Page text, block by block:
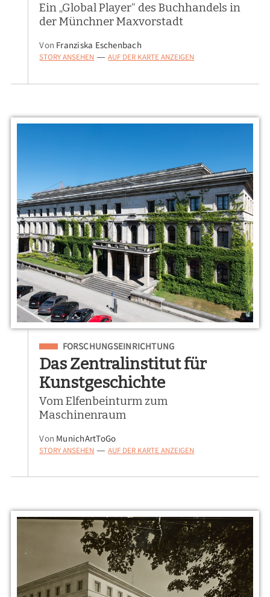
Ein „Global Player“ des Buchhandels in
der Münchner Maxvorstadt
Von Franziska Eschenbach
STORY ANSEHEN — AUF DER KARTE ANZEIGEN
Eingeordnet unter
FORSCHUNGSEINRICHTUNG
Das Zentralinstitut für
Kunstgeschichte
Vom Elfenbeinturm zum
Maschinenraum
Von MunichArtToGo
STORY ANSEHEN — AUF DER KARTE ANZEIGEN